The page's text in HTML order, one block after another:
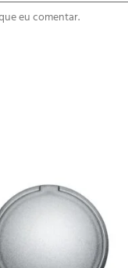
eu comentar.